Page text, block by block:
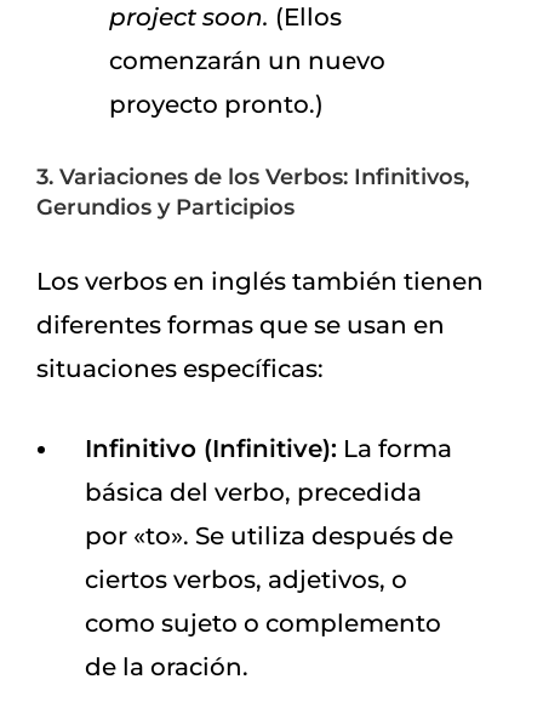
project soon. (Ellos
comenzarán un nuevo
proyecto pronto.)
3. Variaciones de los Verbos: Infinitivos,
Gerundios y Participios
Los verbos en inglés también tienen
diferentes formas que se usan en
situaciones específicas:
Infinitivo (Infinitive): La forma
básica del verbo, precedida
por «to». Se utiliza después de
ciertos verbos, adjetivos, o
como sujeto o complemento
de la oración.